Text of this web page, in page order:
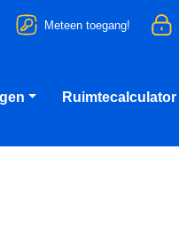
Meteen toegang!
Ruimtecalculator